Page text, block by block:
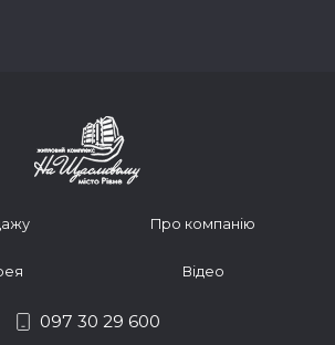
Про компанію
Відео
097 30 29 600